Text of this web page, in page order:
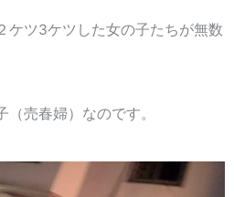
ケツ3ケツした女の子たちが無数
売春婦）なのです。